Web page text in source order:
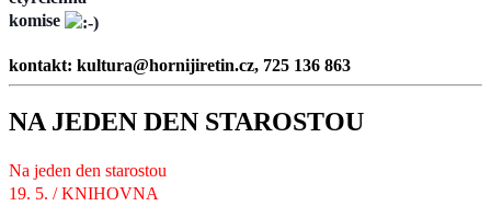
komise
kontakt: kultura@hornijiretin.cz, 725 136 863
NA JEDEN DEN STAROSTOU
Na jeden den starostou
19. 5. / KNIHOVNA